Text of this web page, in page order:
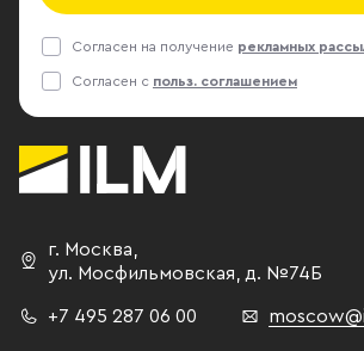
Согласен на получение рекламных
Согласен с польз. соглашением
г. Москва,
ул. Мосфильмовская, д. №74Б
+7 495 287 06 00